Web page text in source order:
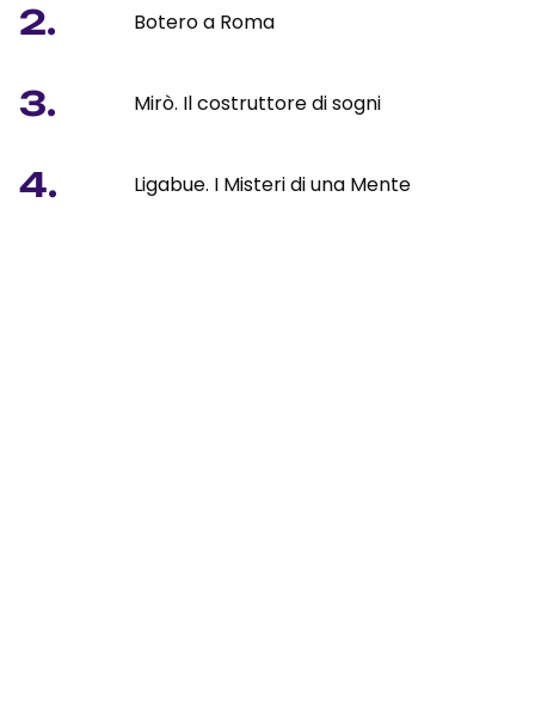
2. Botero a Roma
3. Mirò. Il costruttore di sogni
4. Ligabue. I Misteri di una Mente